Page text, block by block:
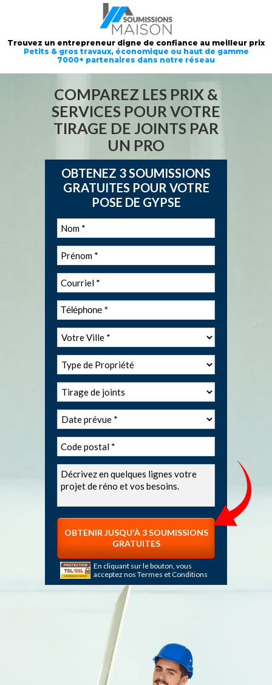
Trouvez un entrepreneur digne de confiance au meilleur prix
Petits & gros travaux, économique ou haut de gamme
7000+ partenaires dans notre réseau
COMPAREZ LES PRIX &
SERVICES POUR VOTRE
TIRAGE DE JOINTS PAR
UN PRO
OBTENEZ 3 SOUMISSIONS
GRATUITES POUR VOTRE
POSE DE GYPSE
En cliquant sur le bouton, vous
acceptez nos Termes et Conditions